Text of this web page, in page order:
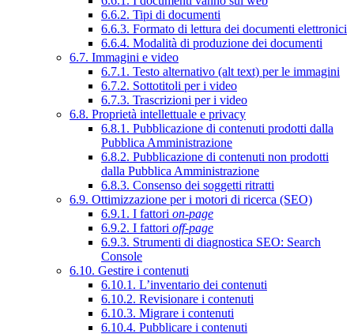
6.6.2. Tipi di documenti
6.6.3. Formato di lettura dei documenti elettronici
6.6.4. Modalità di produzione dei documenti
6.7. Immagini e video
6.7.1. Testo alternativo (alt text) per le immagini
6.7.2. Sottotitoli per i video
6.7.3. Trascrizioni per i video
6.8. Proprietà intellettuale e privacy
6.8.1. Pubblicazione di contenuti prodotti dalla
Pubblica Amministrazione
6.8.2. Pubblicazione di contenuti non prodotti
dalla Pubblica Amministrazione
6.8.3. Consenso dei soggetti ritratti
6.9. Ottimizzazione per i motori di ricerca (SEO)
6.9.1. I fattori on-page
6.9.2. I fattori off-page
6.9.3. Strumenti di diagnostica SEO: Search
Console
6.10. Gestire i contenuti
6.10.1. L’inventario dei contenuti
6.10.2. Revisionare i contenuti
6.10.3. Migrare i contenuti
6.10.4. Pubblicare i contenuti